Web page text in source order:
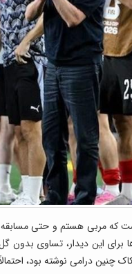
من حدود 40 سال است که مربی هستم و
چنین درامی نوشته بود،